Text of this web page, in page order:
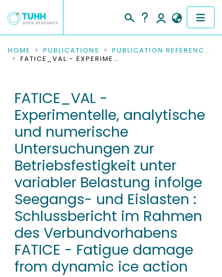
COMMUNITIES & COLLECTIONS
RESEARCH DATA
PEOPLE
INSTITUTIONS
PROJECTS
HOME PUBLICATIONS
PUBLICATION REFERENCES
FATICE_VAL - EXPERIMENTELLE, ANALYTISCHE UND NUMERISCHE UNTERSUCHUNGEN ZUR BETRIEBSFESTIGKEIT UNTER VARIABLER BELASTUNG INFOLGE SEEGANGS- UND EISLASTEN : SCHLUSSBERICHT IM RAHMEN DES VERBUNDVORHABENS FATICE - FATIGUE DAMAGE FROM DYNAMIC ICE ACTION
FATICE_VAL -
Experimentelle, analytische
und numerische
Untersuchungen zur
Betriebsfestigkeit unter
variabler Belastung infolge
Seegangs- und Eislasten :
Schlussbericht im Rahmen
des Verbundvorhabens
FATICE - Fatigue damage
from dynamic ice action